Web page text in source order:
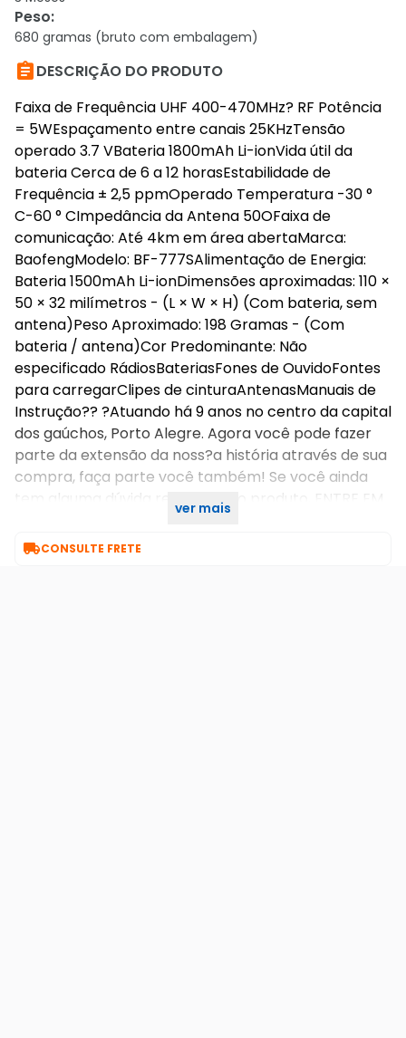
Peso:
680 gramas (bruto com embalagem)
DESCRIÇÃO DO PRODUTO
Faixa de Frequência UHF 400-470MHz? RF Potência
= 5WEspaçamento entre canais 25KHzTensão
operado 3.7 VBateria 1800mAh Li-ionVida útil da
bateria Cerca de 6 a 12 horasEstabilidade de
Frequência ± 2,5 ppmOperado Temperatura -30 °
C-60 ° CImpedância da Antena 50OFaixa de
comunicação: Até 4km em área abertaMarca:
BaofengModelo: BF-777SAlimentação de Energia:
Bateria 1500mAh Li-ionDimensões aproximadas: 110 ×
50 × 32 milímetros - (L × W × H) (Com bateria, sem
antena)Peso Aproximado: 198 Gramas - (Com
bateria / antena)Cor Predominante: Não
especificado RádiosBateriasFones de OuvidoFontes
para carregarClipes de cinturaAntenasManuais de
Instrução?? ?Atuando há 9 anos no centro da capital
dos gaúchos, Porto Alegre. Agora você pode fazer
parte da extensão da noss?a história através de sua
compra, faça parte você também! Se você ainda
tem alguma dúvida referente ao produto, ENTRE EM
ver mais
CONSULTE FRETE